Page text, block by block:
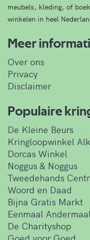
meubels, kleding, of
winkelen in heel
Meer
Over ons
Privacy
Disclaimer
Populaire
De Kleine Beurs
Kringloopwinkel
Dorcas Winkel
Noggus & Noggus
Tweedehands
Woord en Daad
Bijna Gratis Markt
Eenmaal Andermaal
De Charityshop